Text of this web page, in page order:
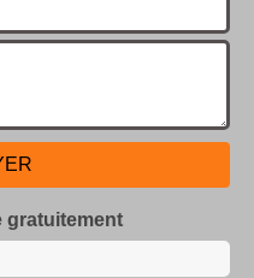
gratuitement